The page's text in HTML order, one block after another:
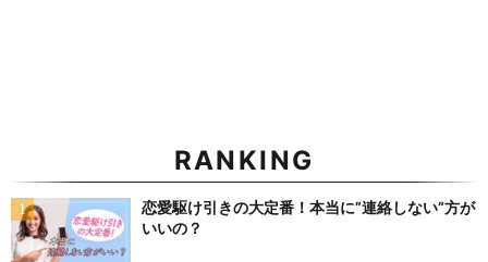
RANKING
恋愛駆け引きの大定番！本当に”連絡しない”方が
いいの？